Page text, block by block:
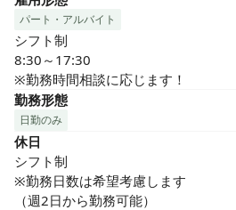
パート・アルバイト
シフト制
8:30～17:30
※勤務時間相談に応じます！
勤務形態
日勤のみ
休日
シフト制
※勤務日数は希望考慮します
（週2日から勤務可能）